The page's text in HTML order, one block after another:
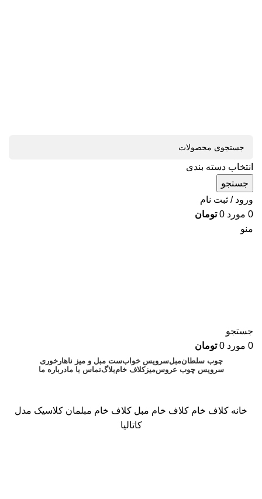
انتخاب دسته بندی
جستجو
ورود / ثبت نام
0 مورد 0 تومان
منو
جستجو
0 مورد 0 تومان
چوب سلطانمبلسرویس خوابست مبل و میز ناهارخوری
سرویس چوب عروسمیزکلاف خامبلاگتماس با مادرباره ما
خانه کلاف خام کلاف خام مبل کلاف خام مبلمان کلاسیک مدل
کاتالیا